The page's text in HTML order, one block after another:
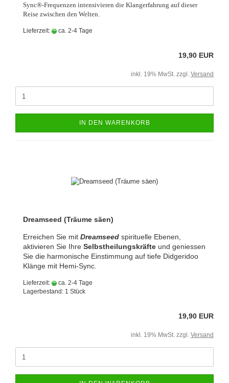
Sync®-Frequenzen intensivieren die Klangerfahrung auf dieser
Reise zwischen den Welten.
Lieferzeit: ca. 2-4 Tage
19,90 EUR
inkl. 19% MwSt. zzgl. Versand
IN DEN WARENKORB
Dreamseed (Träume säen)
Erreichen Sie mit Dreamseed spirituelle Ebenen,
aktivieren Sie Ihre Selbstheilungskräfte und geniessen
Sie die harmonische Einstimmung auf tiefe Didgeridoo
Klänge mit Hemi-Sync.
Lieferzeit:
ca. 2-4 Tage
Lagerbestand: 1 Stück
19,90 EUR
inkl. 19% MwSt. zzgl. Versand